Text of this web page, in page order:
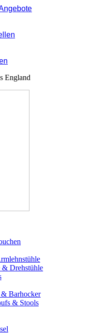
England
& Drehstühle
Barhocker
& Stools